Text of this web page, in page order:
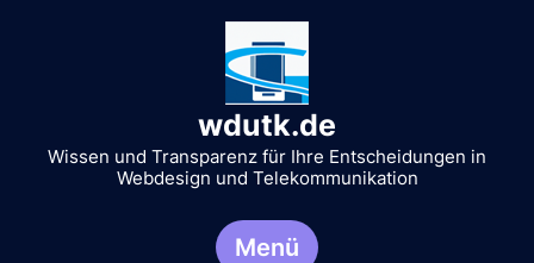
wdutk.de
Wissen und Transparenz für Ihre Entscheidungen in
Webdesign und Telekommunikation
Menü